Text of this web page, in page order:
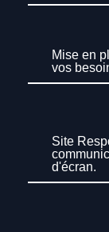
Mise en
vos
Site
d'écran.